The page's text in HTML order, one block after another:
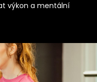
výkon a mentální